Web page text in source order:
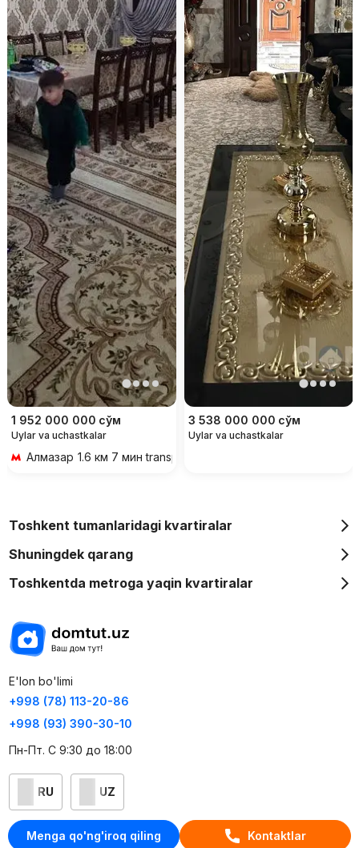
Menga qo'ng'iroq qiling Kontaktlar
1 952 000 000 сўм
Uylar va uchastkalar
Алмазар 1.6 км 7 мин transportda
3 538 000 000 сўм
Uylar va uchastkalar
Toshkent tumanlaridagi kvartiralar
Shuningdek qarang
Toshkentda metroga yaqin kvartiralar
E'lon bo'limi
+998 (78) 113-20-86
+998 (93) 390-30-10
Пн-Пт. С 9:30 до 18:00
RU UZ
Kontaktlar